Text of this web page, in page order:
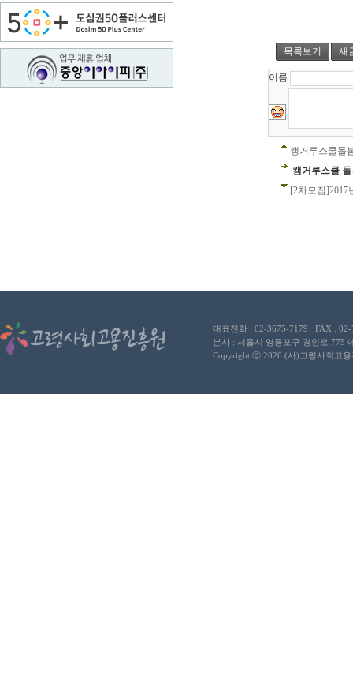
목록보기 새
이름
캥거루스쿨돌
캥거루스쿨
[2차모집
대표전화 : 02-3675-7179 FAX :
본사 : 서울시 영등포구 경인로 775
Copyright ⓒ 2026 (사)고령사회고용